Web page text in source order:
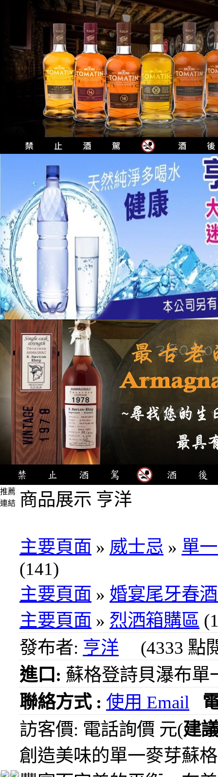
推薦
連結 商品展示 亨洋
主要頁面 » 威士忌 » 單
(141)
主要頁面 » 婚宴尾牙春
主要頁面 » 烈洒箱購區
發布者: 亨洋 (4333 點
進口: 蘇格登詩貝瀑布單
聯絡方式 : 使用 Email
訪客價: 電話詢價 元(建
創造美味的單一麥芽蘇